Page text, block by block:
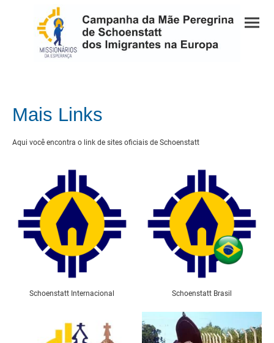
Mais Links
Aqui você encontra o link de sites oficiais de Schoenstatt
Schoenstatt Internacional Schoenstatt Brasil